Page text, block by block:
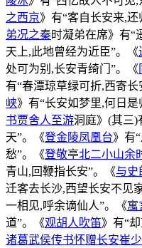
之西京》有“客自长安来,还
弟况之秦时凝弟在席》有“
天上,此地曾经为近臣”。《
处可为别,长安青绮门”。《
有“春潭琼草绿可折,西寄长
峡》有“长安如梦里,何日是
书贾舍人至游洞庭》(其三)
天”。《登金陵凤凰台》有
愁”。《登敬亭北二小山余
青山,回鞭指长安”。《与史
迁客去长沙,西望长安不见
一相见,呼余谪仙人”。《寓
道”。《观胡人吹笛》有“
诸葛武侯传书怀赠长安崔